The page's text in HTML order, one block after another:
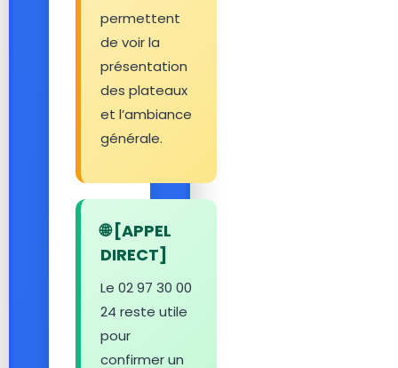
permettent
de voir la
présentation
des plateaux
et l’ambiance
générale.
🌐 [APPEL
DIRECT]
Le 02 97 30 00
24 reste utile
pour
confirmer un